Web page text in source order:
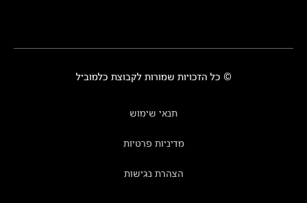
© כל הזכויות שמורות לקבוצת כלמוביל
תנאי שימוש
מדיניות פרטיות
הצהרת נגישות